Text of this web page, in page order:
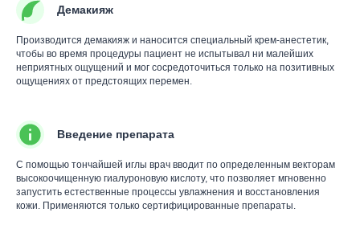
Демакияж
Производится демакияж и наносится специальный крем-анестетик,
чтобы во время процедуры пациент не испытывал ни малейших
неприятных ощущений и мог сосредоточиться только на позитивных
ощущениях от предстоящих перемен.
Введение препарата
С помощью тончайшей иглы врач вводит по определенным векторам
высокоочищенную гиалуроновую кислоту, что позволяет мгновенно
запустить естественные процессы увлажнения и восстановления
кожи. Применяются только сертифицированные препараты.